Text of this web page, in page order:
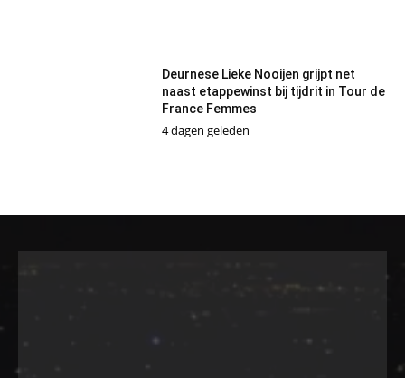
Deurnese Lieke Nooijen grijpt net
naast etappewinst bij tijdrit in Tour de
France Femmes
4 dagen geleden